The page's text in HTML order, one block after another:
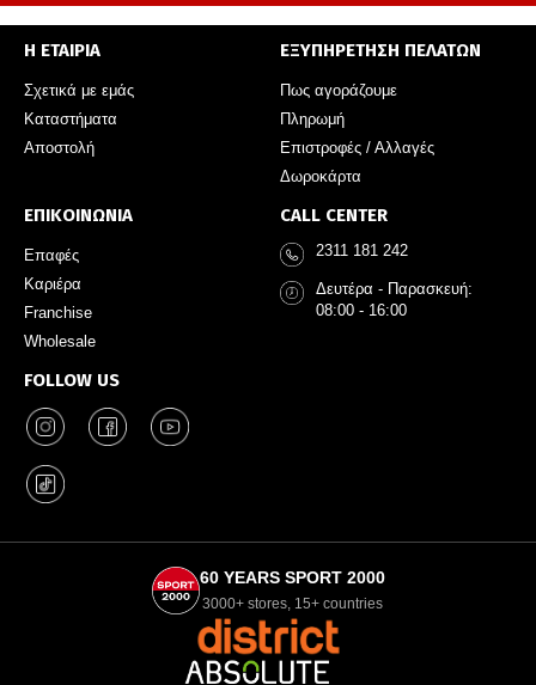
Η ΕΤΑΙΡΙΑ
Σχετικά με εμάς
Καταστήματα
Αποστολή
ΕΞΥΠΗΡΕΤΗΣΗ ΠΕΛΑΤΩΝ
Πως αγοράζουμε
Πληρωμή
Επιστροφές / Αλλαγές
Δωροκάρτα
ΕΠΙΚΟΙΝΩΝΙΑ
Επαφές
Καριέρα
Franchise
Wholesale
FOLLOW US
CALL CENTER
2311 181 242
Δευτέρα - Παρασκευή:
08:00 - 16:00
60 YEARS SPORT 2000
3000+ stores, 15+ countries